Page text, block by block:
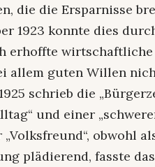
die die Ersparnisse
1923 konnte dies
erhoffte
allem guten Willen
schrieb die
und einer
obwohl
plädierend, fasste